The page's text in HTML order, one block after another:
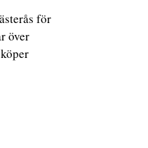
för
över